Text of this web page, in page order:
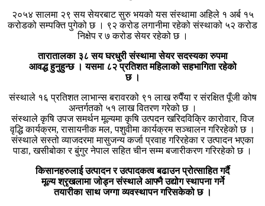
२०५४ सालमा २९ सय सेयरबाट सुरु भयको यस संस्थामा अहिले १ अर्ब १५
करोडको सम्पक्ति पुगेको छ । ९२ करोड लगानीमा रहेको संस्थाको ५२ करोड
निक्षेप र ७ करोड सेयर रहेको छ ।
तारातालका ३८ सय घरधुरी संस्थामा सेयर सदस्यका रुपमा
आवद्ध हुनुहुन्छ । यसमा ८२ प्रतिशत महिलाको सहभागिता रहेको
छ ।
संस्थाले १६ प्रतिशत लाभान्स बरावरको ९१ लाख रुपैँया र संरक्षित पूँजी कोष
अन्तर्गतको ५१ लाख वितरण गरेको छ ।
संस्थाले कृषि उपज समर्थन मूल्यमा कृषि उत्पदन खरिदविक्रि कारोवार, विज
वृद्धि कार्यक्रम, रासायनीक मल, पशुवीमा कार्यक्रम सञ्चालन गरिरहेको छ ।
संस्थाले सस्तो व्याजदरमा मासुजन्य कर्जा प्रवाह गरिरहेका र उत्पादन भएका
पाडा, खसीबोका र बुंगुर नेपाल सहित चीन सम्म बजारीकरण गरिरहेको छ ।
किसानहरुलाई उत्पादन र उत्पादकत्व बढाउन प्रोत्साहित गर्दै
मूल्य श्रृखलामा जोड्न संस्थाले आफ्नै उद्योग स्थापना गर्ने
तयारीका साथ जग्गा व्यवस्थापन गरिसकेको छ ।